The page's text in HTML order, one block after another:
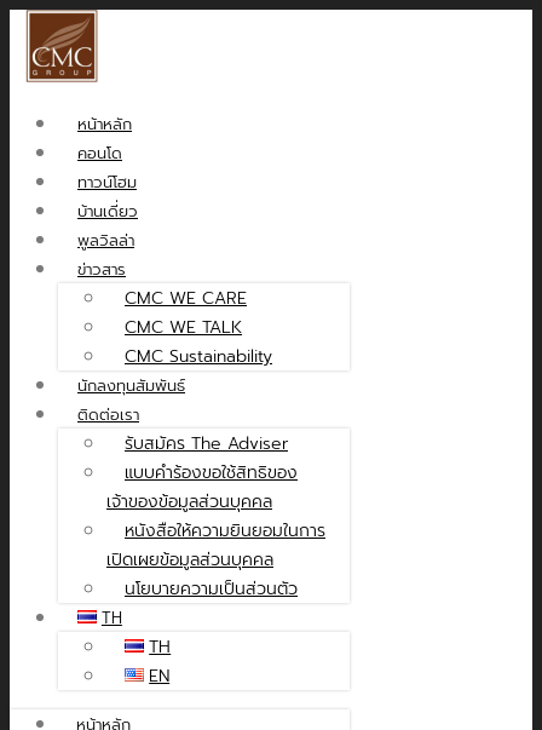
หน้าหลัก
คอนโด
ทาวน์โฮม
บ้านเดี่ยว
พูลวิลล่า
ข่าวสาร
CMC WE CARE
CMC WE TALK
CMC Sustainability
นักลงทุนสัมพันธ์
ติดต่อเรา
รับสมัคร The Adviser
แบบคำร้องขอใช้สิทธิของ
เจ้าของข้อมูลส่วนบุคคล
หนังสือให้ความยินยอมในการ
เปิดเผยข้อมูลส่วนบุคคล
นโยบายความเป็นส่วนตัว
TH
TH
EN
หน้าหลัก